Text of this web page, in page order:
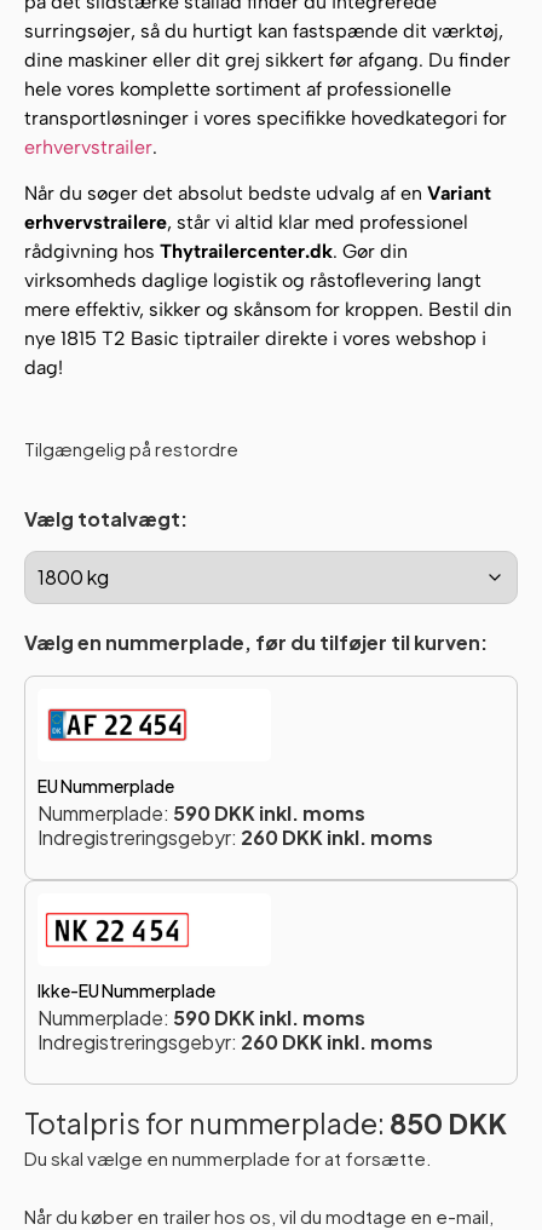
surringsøjer, så du hurtigt kan fastspænde dit værktøj,
dine maskiner eller dit grej sikkert før afgang. Du finder
hele vores komplette sortiment af professionelle
transportløsninger i vores specifikke hovedkategori for
erhvervstrailer.
Når du søger det absolut bedste udvalg af en Variant
erhvervstrailere, står vi altid klar med professionel
rådgivning hos Thytrailercenter.dk. Gør din
virksomheds daglige logistik og råstoflevering langt
mere effektiv, sikker og skånsom for kroppen. Bestil din
nye 1815 T2 Basic tiptrailer direkte i vores webshop i
dag!
Tilgængelig på restordre
Vælg totalvægt:
Vælg en nummerplade, før du tilføjer til kurven:
EU Nummerplade
Nummerplade: 590 DKK inkl. moms
Indregistreringsgebyr: 260 DKK inkl. moms
Ikke-EU Nummerplade
Nummerplade: 590 DKK inkl. moms
Indregistreringsgebyr: 260 DKK inkl. moms
Totalpris for nummerplade: 850 DKK
Du skal vælge en nummerplade for at forsætte.
Når du køber en trailer hos os, vil du modtage en e-mail,